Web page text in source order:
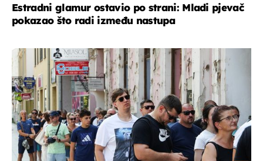
Estradni glamur ostavio po strani: Mladi pjevač
pokazao što radi između nastupa